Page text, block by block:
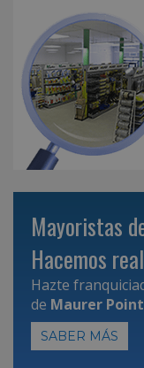
Mayoristas
Hacemos
Hazte
de Maurer Point
SABER MÁS